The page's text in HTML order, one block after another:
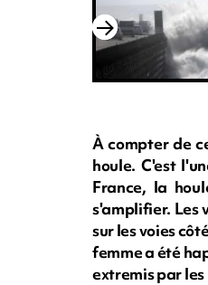
À compter de
houle. C'est
France, la
s'amplifier. Les
sur les voies
femme a été
extremis par